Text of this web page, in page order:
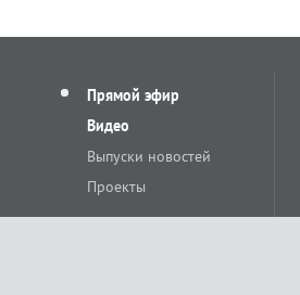
Прямой эфир
Видео
Выпуски новостей
Проекты